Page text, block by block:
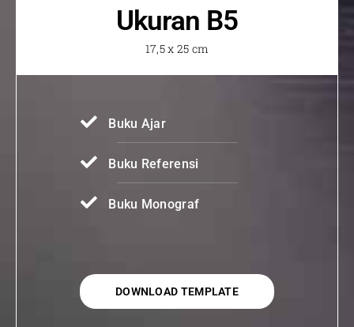
Ukuran B5
17,5 x 25 cm
Buku Ajar
Buku Referensi
Buku Monograf
DOWNLOAD TEMPLATE